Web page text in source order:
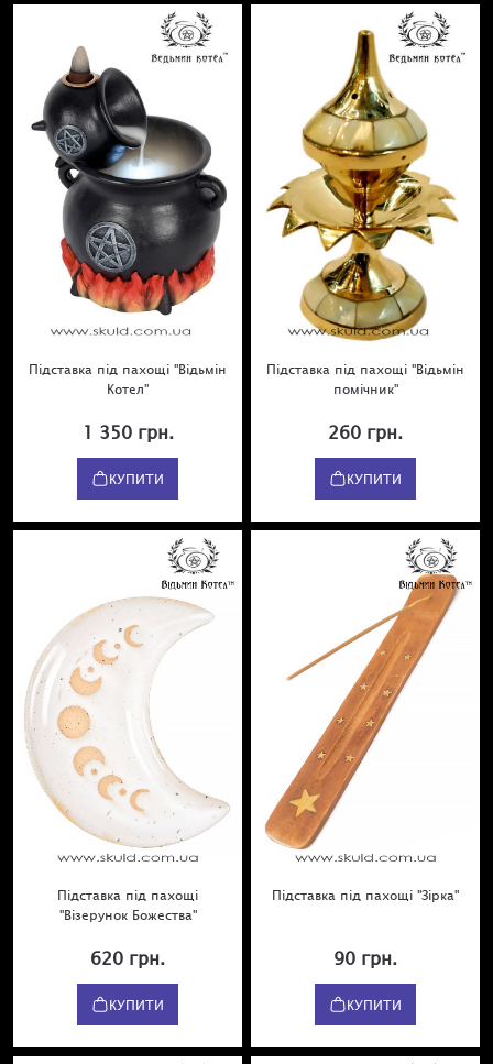
Підставка під пахощі "Відьмін
Котел"
1 350 грн.
КУПИТИ
Підставка під пахощі "Відьмін
помічник"
260 грн.
КУПИТИ
Підставка під пахощі
"Візерунок Божества"
620 грн.
КУПИТИ
Підставка під пахощі "Зірка"
90 грн.
КУПИТИ